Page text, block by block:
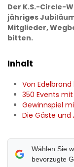
Der K.S.-Circle-
jähriges
Mitglieder,
bitten.
Inhalt
Von
350 Events mit
Gewinnspiel
Die Gäste und
Wählen Sie
bevorzugte